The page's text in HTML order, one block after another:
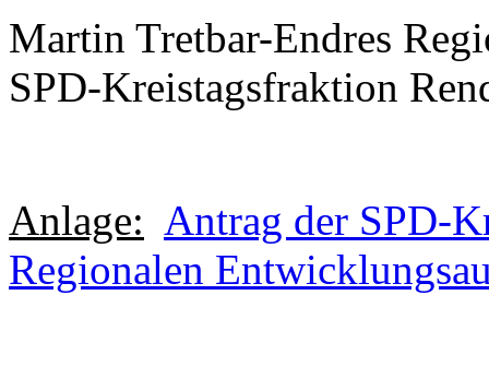
Martin Tretbar-Endres
SPD-Kreistagsfraktion
Anlage: Antrag der SPD-
Regionalen